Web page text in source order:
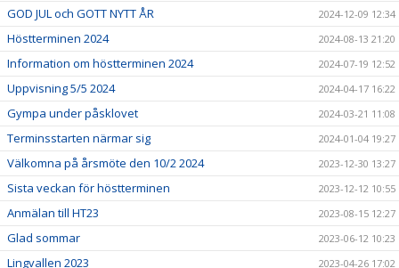
GOD JUL och GOTT NYTT ÅR 2024-12-09 12:34
Höstterminen 2024 2024-08-13 21:20
Information om höstterminen 2024 2024-07-19 12:52
Uppvisning 5/5 2024 2024-04-17 16:22
Gympa under påsklovet 2024-03-21 11:08
Terminsstarten närmar sig 2024-01-04 19:27
Välkomna på årsmöte den 10/2 2024 2023-12-30 13:27
Sista veckan för höstterminen 2023-12-12 10:55
Anmälan till HT23 2023-08-15 12:27
Glad sommar 2023-06-12 10:23
Lingvallen 2023 2023-04-26 17:02